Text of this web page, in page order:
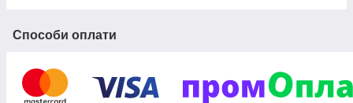
Способи оплати